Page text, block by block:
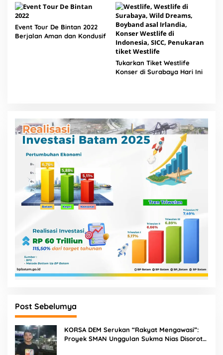
Event Tour De Bintan 2022
Berjalan Aman dan Kondusif
Tukarkan Tiket Westlife
Konser di Surabaya Hari Ini
Post Sebelumya
KORSA DEM Serukan “Rakyat Mengawasi”:
Proyek SMAN Unggulan Sukma Nias Disorot,